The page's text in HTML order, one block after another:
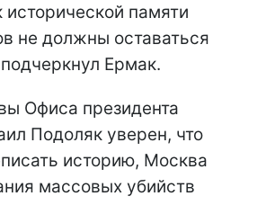
памяти
не должны оставаться
Ермак.
Офиса президента
Подоляк уверен, что
историю, Москва
массовых убийств